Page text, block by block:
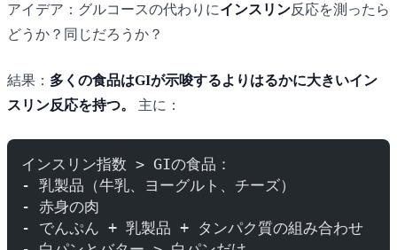
アイデア：グルコースの代わりにインスリン反応を測ったら
どうか？同じだろうか？
結果： 多くの食品はGIが示唆するよりはるかに大きいイン
スリン反応を持つ。
主に：
インスリン指数 > GIの食品：
- 乳製品（牛乳、ヨーグルト、チーズ）
- 赤身の肉
- でんぷん + 乳製品 + タンパク質の組み合わせ